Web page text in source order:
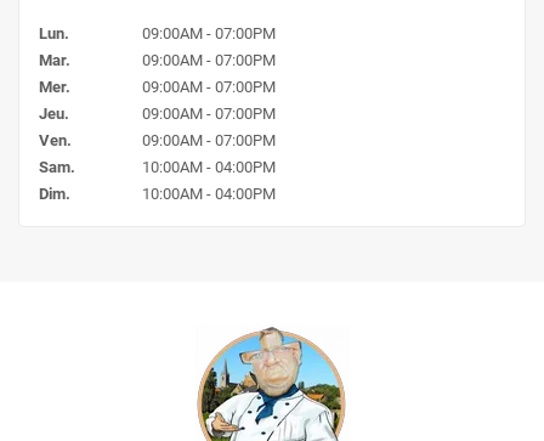
Lun.
09:00AM - 07:00PM
Mar.
09:00AM - 07:00PM
Mer.
09:00AM - 07:00PM
Jeu.
09:00AM - 07:00PM
Ven.
09:00AM - 07:00PM
Sam.
10:00AM - 04:00PM
Dim.
10:00AM - 04:00PM